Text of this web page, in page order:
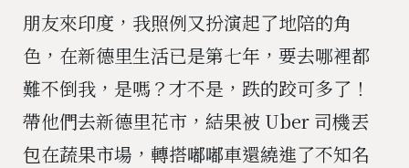
朋友來印度，我照例又扮演起了地陪的角
色，在新德里生活已是第七年，要去哪裡都
難不倒我，是嗎？才不是，跌的跤可多了！
帶他們去新德里花市，結果被 Uber 司機丟
包在蔬果市場，轉搭嘟嘟車還繞進了不知名